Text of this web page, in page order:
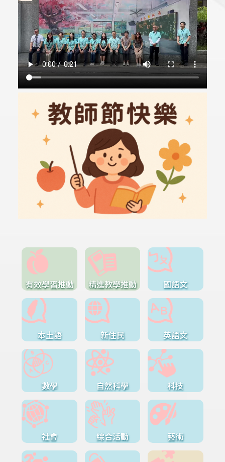
有效學習推動 精進教學推動 國語文
本土語 新住民 英語文
數學 自然科學 科技
社會 綜合活動 藝術